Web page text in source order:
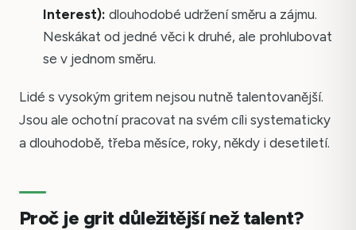
Interest): dlouhodobé udržení směru a zájmu.
Neskákat od jedné věci k druhé, ale prohlubovat
se v jednom směru.
Lidé s vysokým gritem nejsou nutně talentovanější.
Jsou ale ochotní pracovat na svém cíli systematicky
a dlouhodobě, třeba měsíce, roky, někdy i desetiletí.
Proč je grit důležitější než talent?